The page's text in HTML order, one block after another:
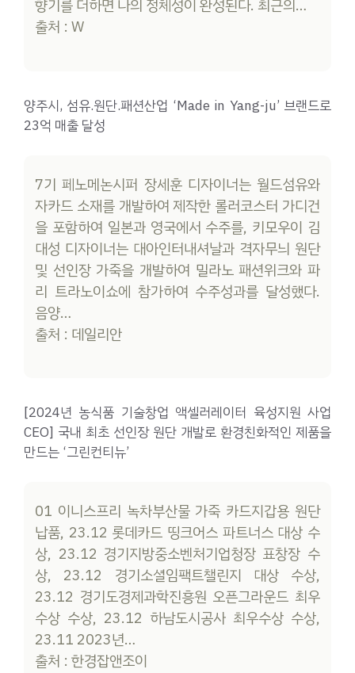
향기를 더하면 나의 정체성이 완성된다. 최근의…
출처 : W
양주시, 섬유.원단.패션산업 ‘Made in Yang-ju’ 브랜드로
23억 매출 달성
7기 페노메논시퍼 장세훈 디자이너는 월드섬유와
자카드 소재를 개발하여 제작한 롤러코스터 가디건
을 포함하여 일본과 영국에서 수주를, 키모우이 김
대성 디자이너는 대아인터내셔날과 격자무늬 원단
및 선인장 가죽을 개발하여 밀라노 패션위크와 파
리 트라노이쇼에 참가하여 수주성과를 달성했다.
음양…
출처 : 데일리안
[2024년 농식품 기술창업 액셀러레이터 육성지원 사업
CEO] 국내 최초 선인장 원단 개발로 환경친화적인 제품을
만드는 ‘그린컨티뉴’
01 이니스프리 녹차부산물 가죽 카드지갑용 원단
납품, 23.12 롯데카드 띵크어스 파트너스 대상 수
상, 23.12 경기지방중소벤처기업청장 표창장 수
상, 23.12 경기소셜임팩트챌린지 대상 수상,
23.12 경기도경제과학진흥원 오픈그라운드 최우
수상 수상, 23.12 하남도시공사 최우수상 수상,
23.11 2023년…
출처 : 한경잡앤조이